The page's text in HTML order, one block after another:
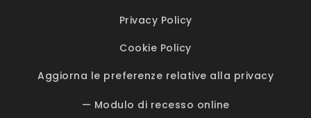
Privacy Policy
Cookie Policy
Aggiorna le preferenze relative alla privacy
— Modulo di recesso online